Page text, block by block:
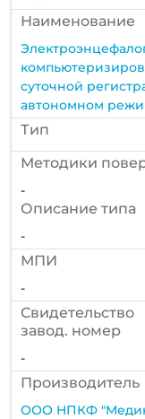
Наименование
суточной
автономном
Тип
Методики
-
Описание типа
-
МПИ
-
Cвидетельство
завод. номер
-
Производитель
ООО НПКФ